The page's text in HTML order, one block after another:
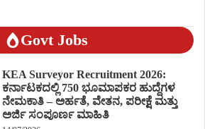
Govt Jobs
KEA Surveyor Recruitment 2026:
ಕರ್ನಾಟಕದಲ್ಲಿ 750 ಭೂಮಾಪಕರ ಹುದ್ದೆಗಳ
ನೇಮಕಾತಿ – ಅರ್ಹತೆ, ವೇತನ, ಪರೀಕ್ಷೆ ಮತ್ತು
ಅರ್ಜಿ ಸಂಪೂರ್ಣ ಮಾಹಿತಿ